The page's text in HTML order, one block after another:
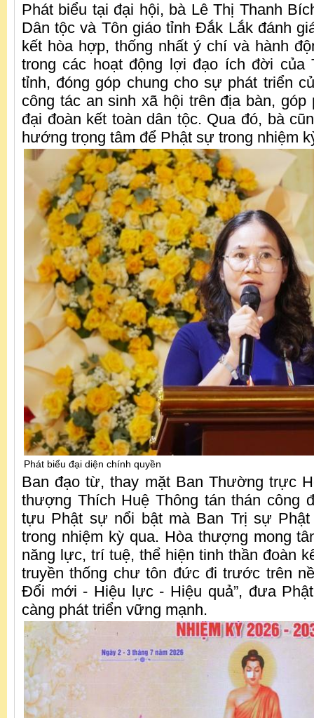
Phát biểu tại đại hội, bà Lê Thị Thanh
Dân tộc và Tôn giáo tỉnh Đắk Lắk đánh
kết hòa hợp, thống nhất ý chí và hành
trong các hoạt động lợi đạo ích đời của
tỉnh, đóng góp chung cho sự phát triển
công tác an sinh xã hội trên địa bàn, góp
đại đoàn kết toàn dân tộc. Qua đó, bà
hướng trọng tâm để Phật sự trong nhiệm
Phát biểu đại diện chính quyền
Ban đạo từ, thay mặt Ban Thường trực
thượng Thích Huệ Thông tán thán công
tựu Phật sự nổi bật mà Ban Trị sự
trong nhiệm kỳ qua. Hòa thượng mong
năng lực, trí tuệ, thể hiện tinh thần đoàn
truyền thống chư tôn đức đi trước trên
Đổi mới - Hiệu lực - Hiệu quả”, đưa
càng phát triển vững mạnh.